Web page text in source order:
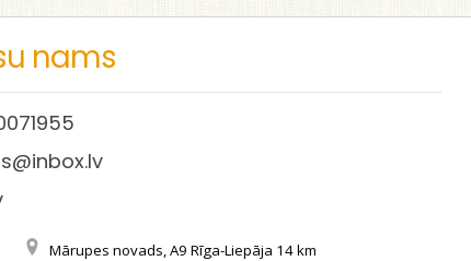
nams
Mārupes novads, A9 Rīga-Liepāja 14 km